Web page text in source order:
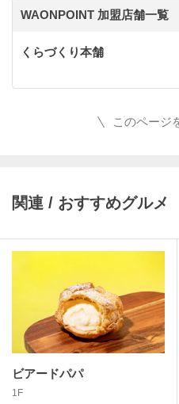
WAONPOINT 加盟店舗一覧
くらづくり本舗
このページ
関連 / おすすめグルメ
ビアードパパ
1F